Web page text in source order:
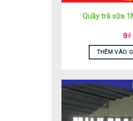
Quầy trà sữa
9₫
THÊM VÀO